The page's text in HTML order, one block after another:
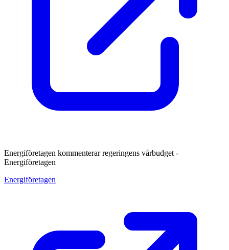
Energiföretagen kommenterar regeringens vårbudget -
Energiföretagen
Energiföretagen